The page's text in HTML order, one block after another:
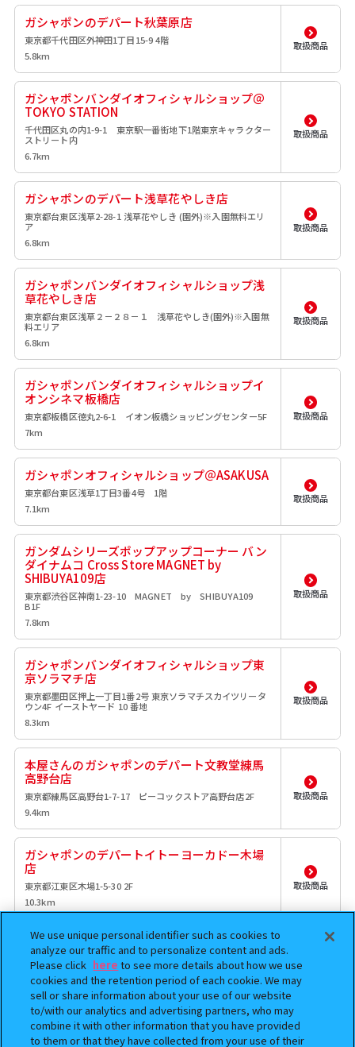
ガシャポンのデパート秋葉原店
東京都千代田区外神田1丁目15-9 4階
5.8km
取扱商品
ガシャポンバンダイオフィシャルショップ＠
TOKYO STATION
千代田区丸の内1-9-1 東京駅一番街地下1階東京キャラクター
ストリート内
6.7km
取扱商品
ガシャポンのデパート浅草花やしき店
東京都台東区浅草2-28-1 浅草花やしき (園外)※入園無料エリ
ア
6.8km
取扱商品
ガシャポンバンダイオフィシャルショップ浅
草花やしき店
東京都台東区浅草２－２８－１ 浅草花やしき(園外)※入園無
料エリア
6.8km
取扱商品
ガシャポンバンダイオフィシャルショップイ
オンシネマ板橋店
東京都板橋区徳丸2-6-1 イオン板橋ショッピングセンター5F
7km
取扱商品
ガシャポンオフィシャルショップ＠ASAKUSA
東京都台東区浅草1丁目3番4号 1階
7.1km
取扱商品
ガンダムシリーズポップアップコーナー バン
ダイナムコ Cross Store MAGNET by
SHIBUYA109店
東京都渋谷区神南1-23-10 MAGNET by SHIBUYA109
B1F
7.8km
取扱商品
ガシャポンバンダイオフィシャルショップ東
京ソラマチ店
東京都墨田区押上一丁目1番2号 東京ソラマチスカイツリータ
ウン4F イーストヤード 10 番地
8.3km
取扱商品
本屋さんのガシャポンのデパート文教堂練馬
高野台店
東京都練馬区高野台1-7-17 ピーコックストア高野台店2F
9.4km
取扱商品
ガシャポンのデパートイトーヨーカドー木場
店
東京都江東区木場1-5-30 2F
10.3km
取扱商品
ガシャポンのデパートイトーヨーカドーアリ
オ北砂店
東京都江東区北砂2-17-1
10.8km
ガシャポンバンダイオフィシャルショップイ
We use unique personal identifier such as cookies to
analyze our traffic and to personalize content and ads.
Please click here to see more details about how we use
cookies and the retention period of each cookie. We may
sell or share information about your use of our website
to/with our analytics and advertising partners, who may
combine it with other information that you have provided
to them or that they have collected from your use of their